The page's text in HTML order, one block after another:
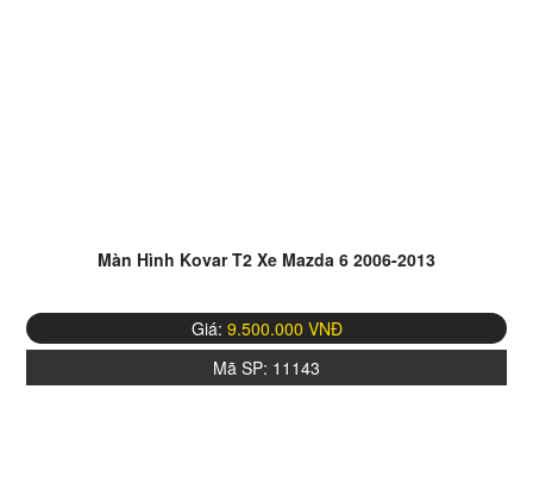
Màn Hình Kovar T2 Xe Mazda 6 2006-2013
Giá: 9.500.000 VNĐ
Mã SP: 11143